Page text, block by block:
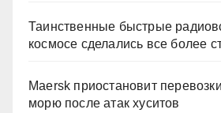
Таинственные быстрые
космосе сделались все более
Maersk приостановит
морю после атак хуситов